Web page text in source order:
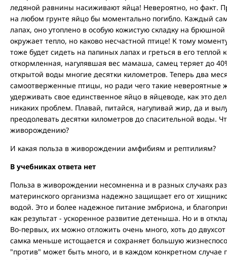
ледяной равнины насиживают яйца! Невероятно, но факт.
на любом грунте яйцо бы моментально погибло. Каждый
лапах, оно утоплено в особую кожистую складку на
окружает тепло, но каково несчастной птице! К тому
тоже будет сидеть на папиных лапах и греться в его теплой
откормленная, нагулявшая вес мамаша, самец теряет до
открытой воды многие десятки километров. Теперь два
самоотверженные птицы, но ради чего такие невероятные
удерживать свое единственное яйцо в яйцеводе, как это
никаких проблем. Плавай, питайся, нагуливай жир, да и
преодолевать десятки километров до спасительной воды.
живорождению?
И какая польза в живорождении амфибиям и рептилиям?
В учебниках ответа нет
Польза в живорождении несомненна и в разных случаях
материнского организма надежно защищает его от
водой. Это и более надежное питание эмбриона, и
как результат - ускоренное развитие детеныша. Но и в
Во-первых, их можно отложить очень много, хоть до
самка меньше истощается и сохраняет большую
"против" может быть много, и в каждом конкретном случае